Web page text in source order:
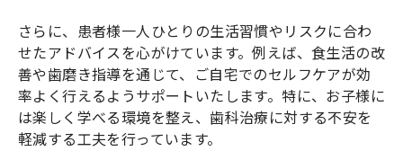
さらに、患者様一人ひとりの生活習慣やリスクに合わ
せたアドバイスを心がけています。例えば、食生活の改
善や歯磨き指導を通じて、ご自宅でのセルフケアが効
率よく行えるようサポートいたします。特に、お子様に
は楽しく学べる環境を整え、歯科治療に対する不安を
軽減する工夫を行っています。